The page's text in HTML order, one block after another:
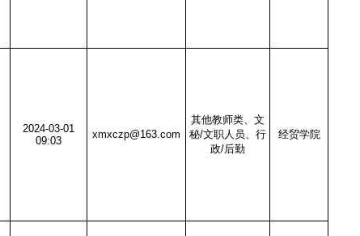
2024-03-01
09:03
xmxczp@163.com
其他教师类、文
秘/文职人员、行
政/后勤
经贸学院